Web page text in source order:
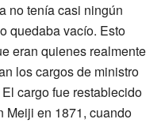
no tenía casi ningún
quedaba vacío. Esto
eran quienes realmente
los cargos de ministro
cargo fue restablecido
Meiji en 1871, cuando